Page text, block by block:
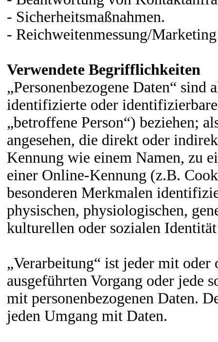
- Sicherheitsmaßnahmen.
- Reichweitenmessung/Marketing
Verwendete Begrifflichkeiten
„Personenbezogene Daten“
identifizierte oder
„betroffene Person“) beziehen;
angesehen, die direkt oder
Kennung wie einem Namen, zu
einer Online-Kennung (z.B.
besonderen Merkmalen
physischen, physiologischen,
kulturellen oder sozialen
„Verarbeitung“ ist jeder mit
ausgeführten Vorgang oder jede
mit personenbezogenen Daten.
jeden Umgang mit Daten.